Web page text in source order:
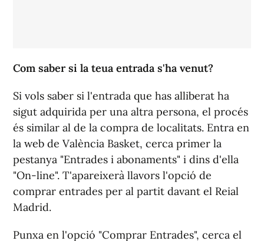
Com saber si la teua entrada s'ha venut?
Si vols saber si l'entrada que has alliberat ha
sigut adquirida per una altra persona, el procés
és similar al de la compra de localitats. Entra en
la web de València Basket, cerca primer la
pestanya "Entrades i abonaments" i dins d'ella
"On-line". T'apareixerà llavors l'opció de
comprar entrades per al partit davant el Reial
Madrid.
Punxa en l'opció "Comprar Entrades", cerca el